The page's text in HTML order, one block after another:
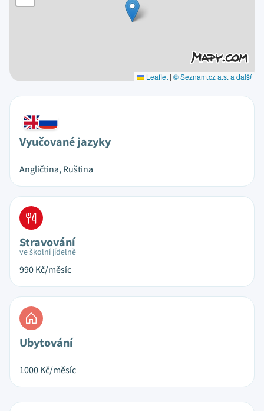
Leaflet | © Seznam.cz a.s. a další
Vyučované jazyky
Angličtina, Ruština
Stravování
ve školní jídelně
990Kč/měsíc
Ubytování
1000Kč/měsíc